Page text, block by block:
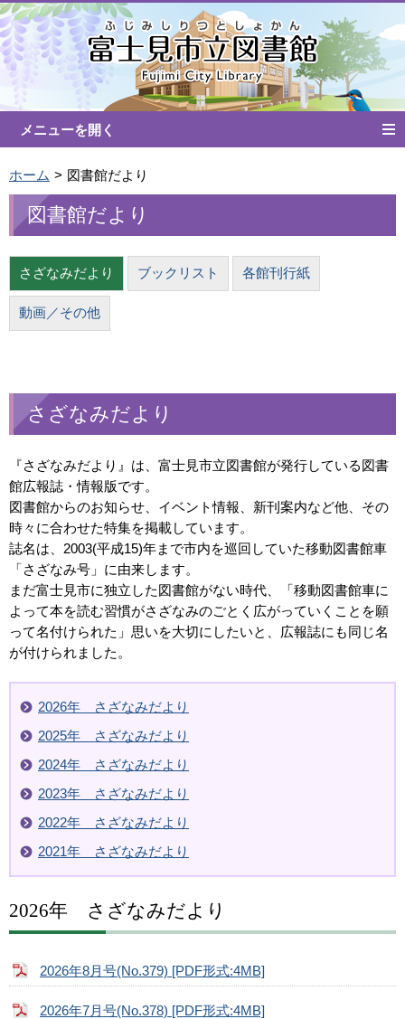
ホーム 図書館だより
図書館だより
さざなみだより ブックリスト 各館刊行紙
動画／その他
さざなみだより
『さざなみだより』は、富士見市立図書館が発行している図書
館広報誌・情報版です。
図書館からのお知らせ、イベント情報、新刊案内など他、その
時々に合わせた特集を掲載しています。
誌名は、2003(平成15)年まで市内を巡回していた移動図書館車
「さざなみ号」に由来します。
まだ富士見市に独立した図書館がない時代、「移動図書館車に
よって本を読む習慣がさざなみのごとく広がっていくことを願
って名付けられた」思いを大切にしたいと、広報誌にも同じ名
が付けられました。
2026年 さざなみだより
2025年 さざなみだより
2024年 さざなみだより
2023年 さざなみだより
2022年 さざなみだより
2021年 さざなみだより
2026年 さざなみだより
2026年8月号(No.379) [PDF形式:4MB]
2026年7月号(No.378) [PDF形式:4MB]